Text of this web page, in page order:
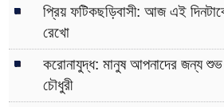
প্রিয় ফটিকছড়িবাসী: আজ এই
রেখো
করোনাযুদ্ধ: মানুষ আপনাদের জন্য
চৌধুরী